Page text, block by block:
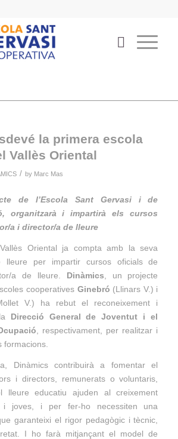
la primera escola
Vallès Oriental
/ by Marc Mas
de l’Escola Sant Gervasi i de
organitzarà i impartirà els cursos
a i director/a de lleure
Oriental ja compta amb la seva
lleure per impartir cursos oficials de
a de lleure. Dinàmics , un projecte
cooperatives Ginebró (Llinars V.) i
V.) ha rebut el reconeixement i
Direcció General de Joventut i el
, respectivament, per realitzar i
formacions.
Dinàmics contribuirà a fomentar el
i directors, remunerats o voluntaris,
lleure educatiu ajuden al creixement
i joves, i per fer-ho necessiten una
garanteixi el rigor pedagògic i tècnic,
I ho farà mitjançant el model de